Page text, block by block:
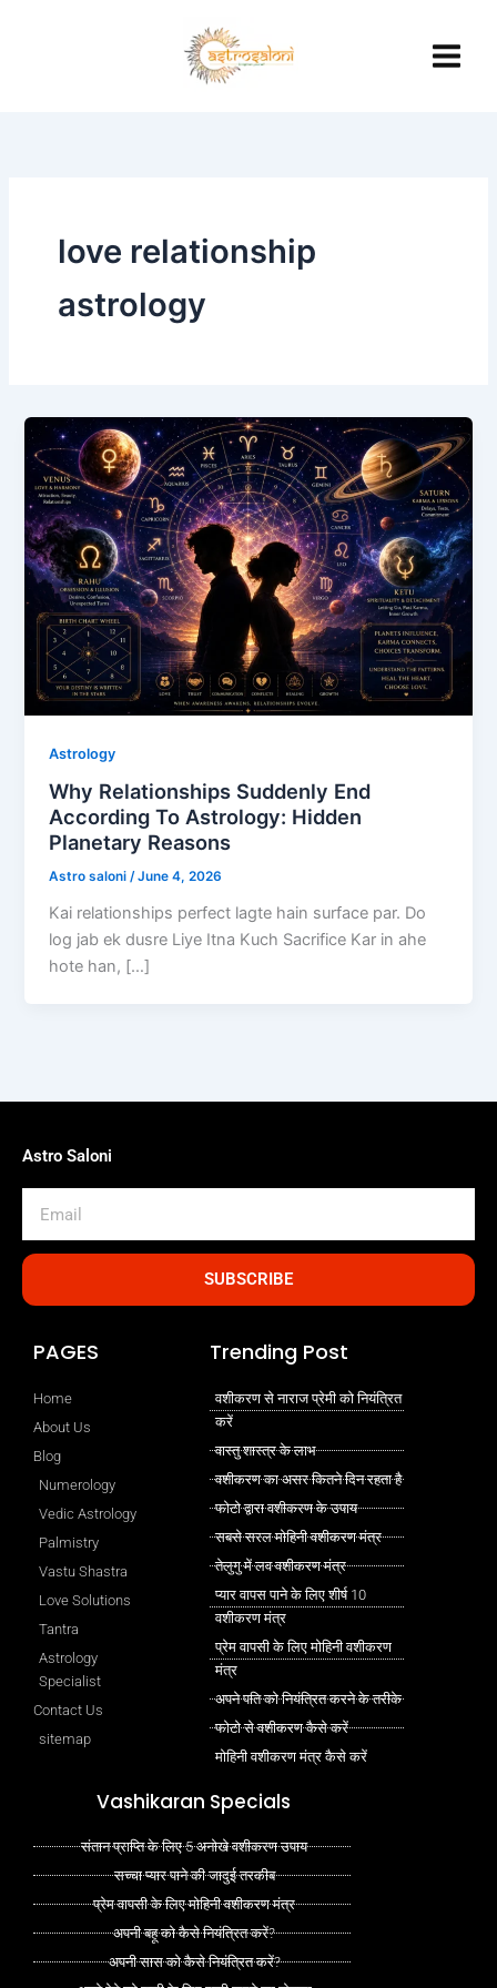
love relationship
astrology
Astrology
Why Relationships Suddenly End
According To Astrology: Hidden
Planetary Reasons
Astro saloni/June 4, 2026
Kai relationships perfect lagte hain surface par. Do
log jab ek dusre Liye Itna Kuch Sacrifice Kar in ahe
hote han, […]
Astro Saloni
SUBSCRIBE
PAGES
Home
About Us
Blog
Numerology
Vedic Astrology
Palmistry
Vastu Shastra
Love Solutions
Tantra
Astrology
Specialist
Contact Us
sitemap
Trending Post
वशीकरण से नाराज प्रेमी को नियंत्रित
करें
वास्तु शास्त्र के लाभ
वशीकरण का असर कितने दिन रहता है
फोटो द्वारा वशीकरण के उपाय
सबसे सरल मोहिनी वशीकरण मंत्र
तेलुगु में लव वशीकरण मंत्र
प्यार वापस पाने के लिए शीर्ष 10
वशीकरण मंत्र
प्रेम वापसी के लिए मोहिनी वशीकरण
मंत्र
अपने पति को नियंत्रित करने के तरीके
फोटो से वशीकरण कैसे करें
मोहिनी वशीकरण मंत्र कैसे करें
Vashikaran Specials
संतान प्राप्ति के लिए 5 अनोखे वशीकरण उपाय
सच्चा प्यार पाने की जादुई तरकीब
प्रेम वापसी के लिए मोहिनी वशीकरण मंत्र
अपनी बहू को कैसे नियंत्रित करें?
अपनी सास को कैसे नियंत्रित करें?